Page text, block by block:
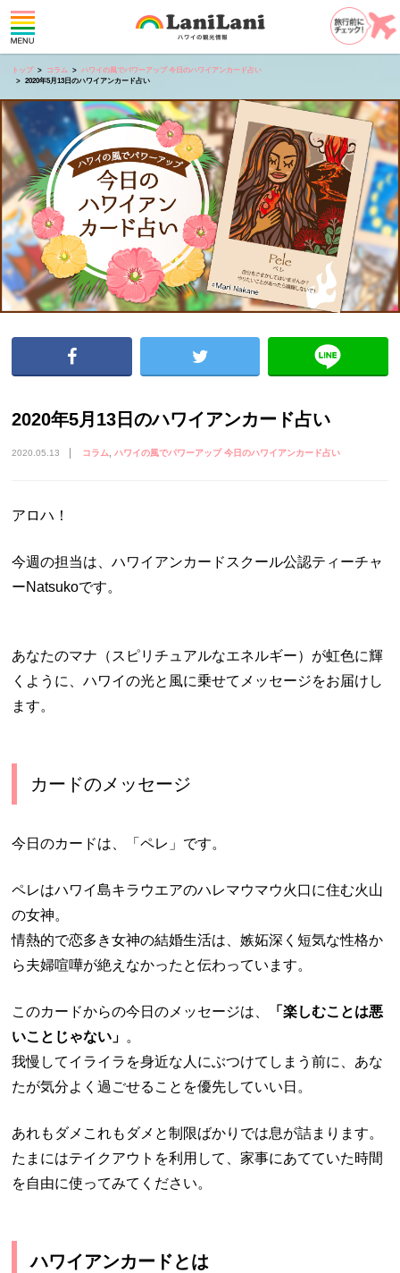
トップ コラム
ハワイの風でパワーアップ 今日のハワイアンカード占い
2020年5月13日のハワイアンカード占い
2020年5月13日のハワイアンカード占い
2020.05.13 コラム ハワイの風でパワーアップ 今日のハワイアンカード占い
アロハ！
今週の担当は、ハワイアンカードスクール公認ティーチャ
ーNatsukoです。
あなたのマナ（スピリチュアルなエネルギー）が虹色に輝
くように、ハワイの光と風に乗せてメッセージをお届けし
ます。
カードのメッセージ
今日のカードは、「ペレ」です。
ペレはハワイ島キラウエアのハレマウマウ火口に住む火山
の女神。
情熱的で恋多き女神の結婚生活は、嫉妬深く短気な性格か
ら夫婦喧嘩が絶えなかったと伝わっています。
このカードからの今日のメッセージは、
「楽しむことは悪
いことじゃない」 。
我慢してイライラを身近な人にぶつけてしまう前に、あな
たが気分よく過ごせることを優先していい日。
あれもダメこれもダメと制限ばかりでは息が詰まります。
たまにはテイクアウトを利用して、家事にあてていた時間
を自由に使ってみてください。
ハワイアンカードとは